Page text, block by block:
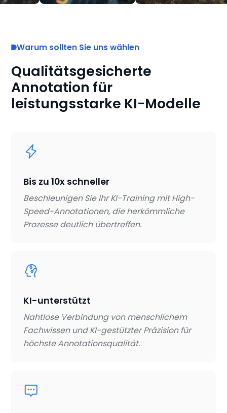
Warum sollten Sie uns wählen
Qualitätsgesicherte
Annotation für
leistungsstarke KI-Modelle
Bis zu 10x schneller
Beschleunigen Sie Ihr KI-Training mit High-
Speed-Annotationen, die herkömmliche
Prozesse deutlich übertreffen.
KI-unterstützt
Nahtlose Verbindung von menschlichem
Fachwissen und KI-gestützter Präzision für
höchste Annotationsqualität.